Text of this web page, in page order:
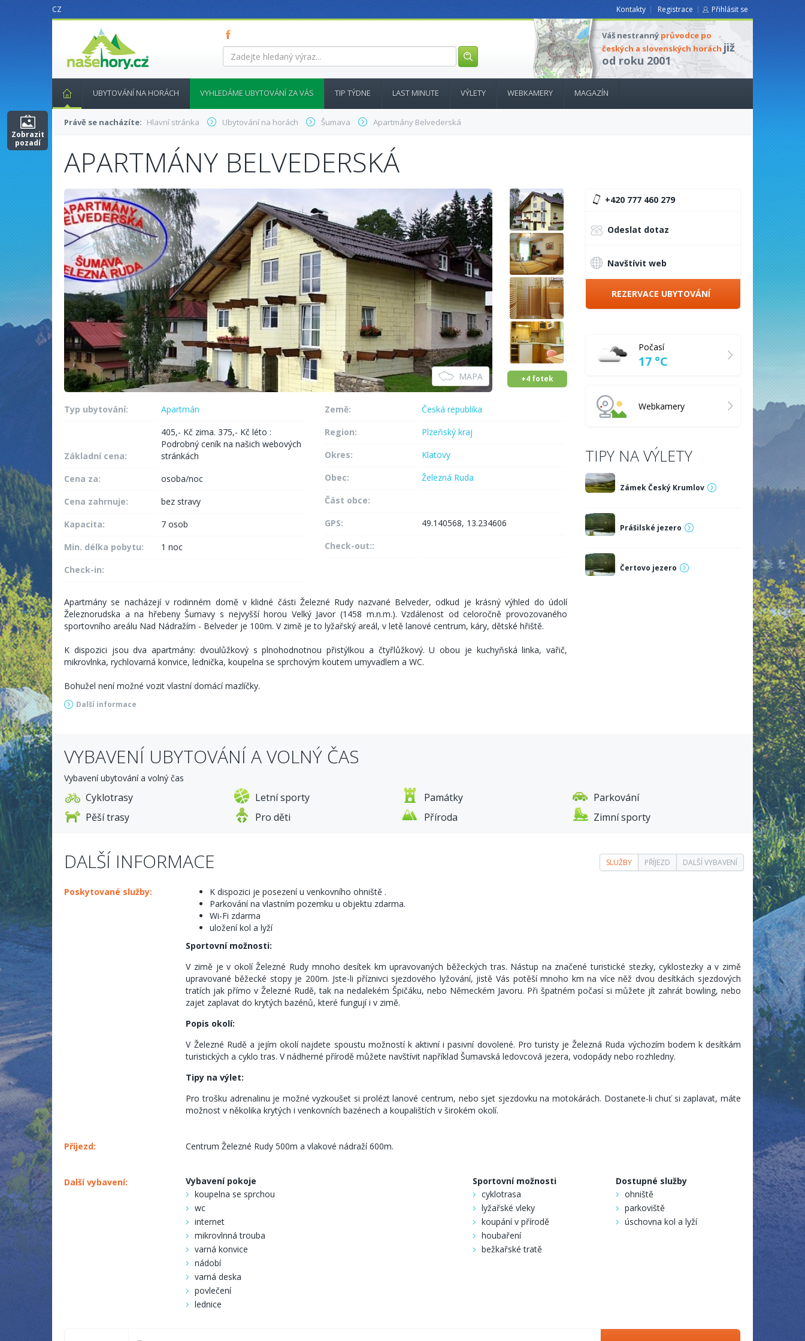
CZ Kontakty Registrace Přihlásit se
nasehory.cz
Zadejte
hledaný
Váš nestranný průvodce po
českých a slovenských horách již
od roku 2001
UBYTOVÁNÍ NA HORÁCH VYHLEDÁME UBYTOVÁNÍ ZA VÁS TIP TÝDNE LAST MINUTE VÝLETY WEBKAMERY MAGAZÍN
Právě se nacházíte: Hlavní stránka Ubytování na horách Šumava Apartmány Belvederská
APARTMÁNY BELVEDERSKÁ
MAPA +4 fotek
Typ ubytování: Apartmán
Základní cena:
405,- Kč zima. 375,- Kč léto :
Podrobný ceník na našich webových
stránkách
Cena za:
osoba/noc
Cena zahrnuje:
bez stravy
Kapacita:
7 osob
Min. délka pobytu:
1 noc
Check-in:
Země:
Česká republika
Region:
Plzeňský kraj
Okres:
Klatovy
Obec:
Železná Ruda
Část obce:
GPS:
49.140568, 13.234606
Check-out::
Apartmány se nacházejí v rodinném domě v klidné části Železné Rudy nazvané Belveder, odkud je krásný výhled do údolí
Železnorudska a na hřebeny Šumavy s nejvyšší horou Velký Javor (1458 m.n.m.). Vzdálenost od celoročně provozovaného
sportovního areálu Nad Nádražím - Belveder je 100m. V zimě je to lyžařský areál, v letě lanové centrum, káry, dětské hřiště.
K dispozici jsou dva apartmány: dvoulůžkový s plnohodnotnou přistýlkou a čtyřlůžkový. U obou je kuchyňská linka, vařič,
mikrovlnka, rychlovarná konvice, lednička, koupelna se sprchovým koutem umyvadlem a WC.
Bohužel není možné vozit vlastní domácí mazlíčky.
Další informace
+420 777 460 279
Odeslat dotaz
Navštívit web
REZERVACE UBYTOVÁNÍ
Počasí
17 °C
Webkamery
TIPY NA VÝLETY
Zámek Český Krumlov
Prášilské jezero
Čertovo jezero
VYBAVENÍ UBYTOVÁNÍ A VOLNÝ ČAS
Vybavení ubytování a volný čas
Cyklotrasy Letní sporty Památky
Parkování
Pěší trasy
Pro děti Příroda Zimní sporty
DALŠÍ INFORMACE SLUŽBY PŘÍJEZD DALŠÍ VYBAVENÍ
Poskytované služby:
K dispozici je posezení u venkovního ohniště .
Parkování na vlastním pozemku u objektu zdarma.
Wi-Fi zdarma
uložení kol a lyží
Sportovní možnosti:
V zimě je v okolí Železné Rudy mnoho desítek km upravovaných běžeckých tras. Nástup na značené turistické stezky, cyklostezky a v zimě
upravované běžecké stopy je 200m. Jste-li příznivci sjezdového lyžování, jistě Vás potěší mnoho km na více něž dvou desítkách sjezdových
tratích jak přímo v Železné Rudě, tak na nedalekém Špičáku, nebo Německém Javoru. Při špatném počasí si můžete jít zahrát bowling, nebo
zajet zaplavat do krytých bazénů, které fungují i v zimě.
Popis okolí:
V Železné Rudě a jejím okolí najdete spoustu možností k aktivní i pasivní dovolené. Pro turisty je Železná Ruda výchozím bodem k desítkám
turistických a cyklo tras. V nádherné přírodě můžete navštívit například Šumavská ledovcová jezera, vodopády nebo rozhledny.
Tipy na výlet:
Pro trošku adrenalinu je možné vyzkoušet si prolézt lanové centrum, nebo sjet sjezdovku na motokárách. Dostanete-li chuť si zaplavat, máte
možnost v několika krytých i venkovních bazénech a koupalištích v širokém okolí.
Příjezd: Centrum Železné Rudy 500m a vlakové nádraží 600m.
Další vybavení:
Vybavení pokoje
koupelna se sprchou
wc
internet
mikrovlnná trouba
varná konvice
nádobí
varná deska
povlečení
lednice
Sportovní možnosti
cyklotrasa
lyžařské vleky
koupání v přírodě
houbaření
bežkařské tratě
Dostupné služby
ohniště
parkoviště
úschovna kol a lyží
Zobrazit
pozadí